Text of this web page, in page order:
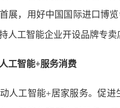
展，用好中国国际进口博
人工智能企业开设品牌专
智能+服务消费
工智能+居家服务。促进